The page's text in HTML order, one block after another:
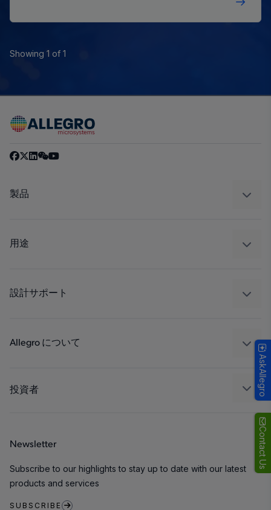
Contact Us
Showing 1 of 1
製品
レギュレート
用途
工業
設計サポート
パッケージング
Allegro について
キャリア
お問い合わせ先
投資者
Newsletter
Subscribe to our highlights to stay up to date with our latest
products and services
SUBSCRIBE
AskAllegro